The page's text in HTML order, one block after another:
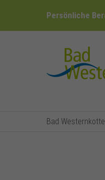
Persönliche
Bad